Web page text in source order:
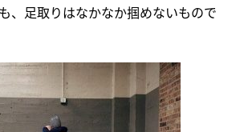
、足取りはなかなか掴めないもので